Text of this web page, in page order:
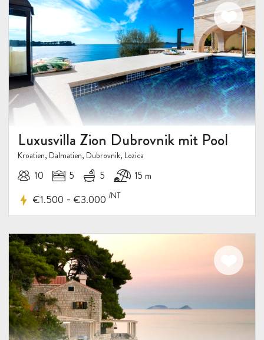
Luxusvilla Zion Dubrovnik mit Pool
Kroatien, Dalmatien, Dubrovnik, Lozica
10 5 5 15 m
€1.500 - €3.000 /NT